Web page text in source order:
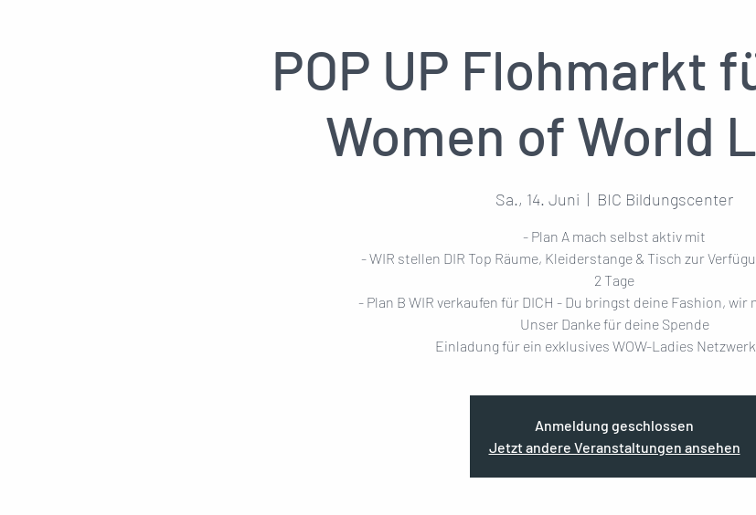
POP UP Flohmarkt
Women of World
Sa., 14. Juni
  |
BIC Bildungscenter
- Plan A mach selbst aktiv mit
- WIR stellen DIR Top Räume, Kleiderstange & Tisch zur
2 Tage
- Plan B WIR verkaufen für DICH - Du bringst deine Fashion, wir
Unser Danke für deine Spende
Einladung für ein exklusives WOW-Ladies
Anmeldung geschlossen
Jetzt andere Veranstaltungen ansehen